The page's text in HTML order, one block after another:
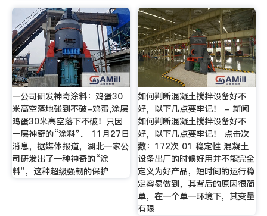
一公司研发神奇涂料：鸡蛋30
米高空落地碰到不破-鸡蛋,涂层
鸡蛋30米高空落下不破！只因
一层神奇的“涂料”。 11月27日
消息，据媒体报道，湖北一家公
司研发出了一种神奇的“涂
料”，这种超级强韧的保护
如何判断混凝土搅拌设备好不
好，以下几点要牢记！ - 新闻
如何判断混凝土搅拌设备好不
好，以下几点要牢记！ 点击次
数：172次 01 稳定性 混凝土
设备出厂的时候好用并不能完全
定义为好产品，短时间的运行稳
定容易做到，其背后的原因很简
单，在一个单一环境下，其变量
有限